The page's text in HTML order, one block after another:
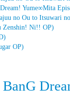
Yume∞Mita
no Ou to Itsuwari no
Zenshin! Ni!! OP)
OP)
BanG